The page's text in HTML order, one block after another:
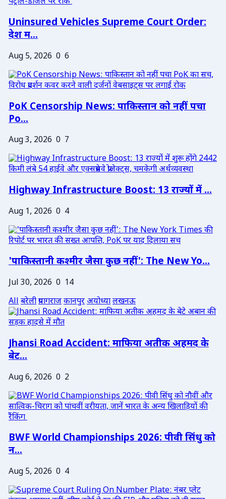
Uninsured Vehicles Supreme Court Order:
देश म...
Aug 5, 2026 0 6
PoK Censorship News: पाकिस्तान को नहीं पचा
Po...
Aug 3, 2026 0 7
Highway Infrastructure Boost: 13 राज्यों में ...
Aug 1, 2026 0 4
'पाकिस्तानी कश्मीर जैसा कुछ नहीं': The New Yo...
Jul 30, 2026 0 14
Allबरेलीप्रयागराजकानपुरअयोध्यालखनऊ
Jhansi Road Accident: माफिया अतीक अहमद के
बेट...
Aug 6, 2026 0 2
BWF World Championships 2026: पीवी सिंधु को
न...
Aug 5, 2026 0 4